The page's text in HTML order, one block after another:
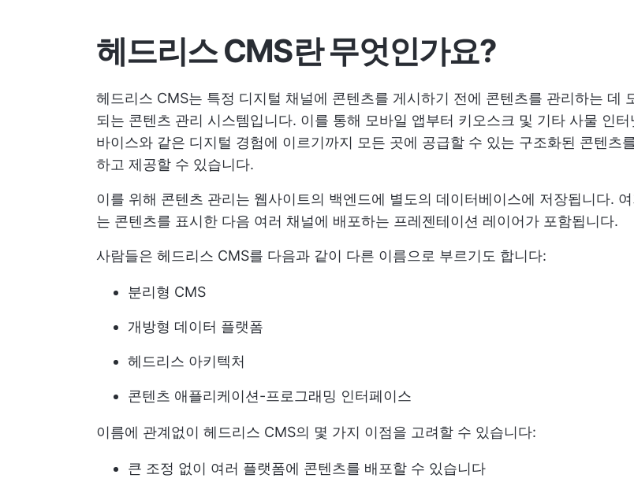
헤드리스 CMS란 무엇인가요?
헤드리스 CMS는 특정 디지털 채널에 콘텐츠를 게시하기 전에 콘텐츠를 관리하는 데
되는 콘텐츠 관리 시스템입니다. 이를 통해 모바일 앱부터 키오스크 및 기타 사물 인터
바이스와 같은 디지털 경험에 이르기까지 모든 곳에 공급할 수 있는 구조화된 콘텐츠
하고 제공할 수 있습니다.
이를 위해 콘텐츠 관리는 웹사이트의 백엔드에 별도의 데이터베이스에 저장됩니다.
는 콘텐츠를 표시한 다음 여러 채널에 배포하는 프레젠테이션 레이어가 포함됩니다.
사람들은 헤드리스 CMS를 다음과 같이 다른 이름으로 부르기도 합니다:
분리형 CMS
개방형 데이터 플랫폼
헤드리스 아키텍처
콘텐츠 애플리케이션-프로그래밍 인터페이스
이름에 관계없이 헤드리스 CMS의 몇 가지 이점을 고려할 수 있습니다:
큰 조정 없이 여러 플랫폼에 콘텐츠를 배포할 수 있습니다